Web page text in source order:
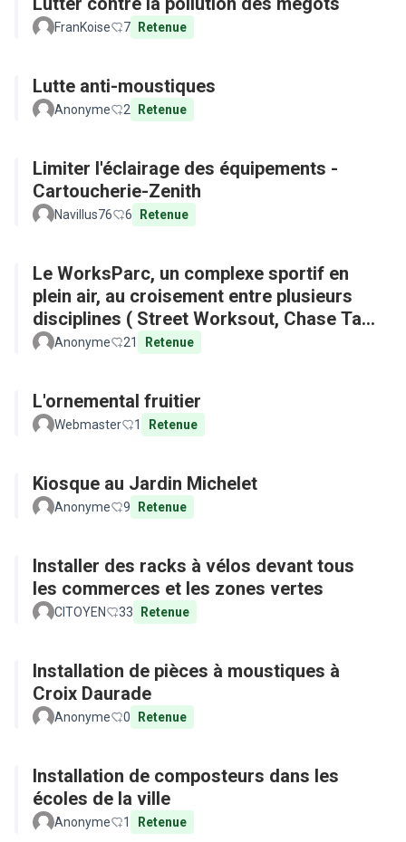
FranKoise 7 Retenue
Lutte anti-moustiques
Anonyme 2 Retenue
Limiter l'éclairage des équipements -
Cartoucherie-Zenith
Navillus76 6 Retenue
Le WorksParc, un complexe sportif en
plein air, au croisement entre plusieurs
disciplines ( Street Worksout, Chase Tag,
Parkour)
Anonyme 21 Retenue
L'ornemental fruitier
Webmaster 1 Retenue
Kiosque au Jardin Michelet
Anonyme 9 Retenue
Installer des racks à vélos devant tous
les commerces et les zones vertes
CITOYEN 33 Retenue
Installation de pièces à moustiques à
Croix Daurade
Anonyme 0 Retenue
Installation de composteurs dans les
écoles de la ville
Anonyme 1 Retenue